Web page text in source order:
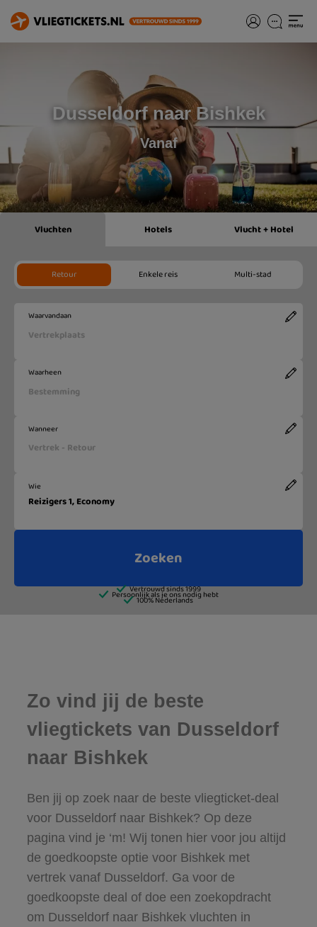
Dusseldorf naar Bishkek
Vanaf
Zo vind jij de beste
vliegtickets van Dusseldorf
naar Bishkek
Ben jij op zoek naar de beste vliegticket-deal
voor Dusseldorf naar Bishkek? Op deze
pagina vind je ‘m! Wij tonen hier voor jou altijd
de goedkoopste optie voor Bishkek met
vertrek vanaf Dusseldorf. Ga voor de
goedkoopste deal of doe een zoekopdracht
om Dusseldorf naar Bishkek vluchten in